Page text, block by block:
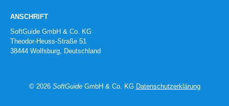
ANSCHRIFT
SoftGuide GmbH & Co. KG
Theodor-Heuss-Straße 51
38444 Wolfsburg, Deutschland
© 2026 SoftGuideGmbH & Co. KG Datenschutzerklärung